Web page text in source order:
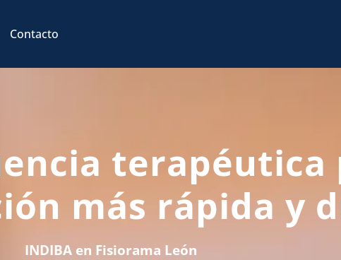
Contacto
terapéutica
más rápida y
INDIBA en Fisiorama León